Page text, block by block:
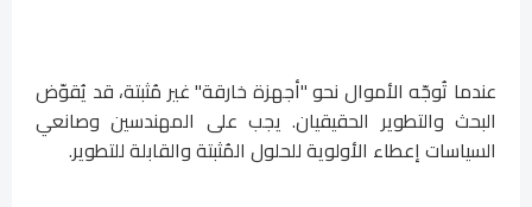
عندما تُوجّه الأموال نحو "أجهزة خارقة" غير مُثبتة، قد يُقوّض
البحث والتطوير الحقيقيان. يجب على المهندسين وصانعي
السياسات إعطاء الأولوية للحلول المُثبتة والقابلة للتطوير.